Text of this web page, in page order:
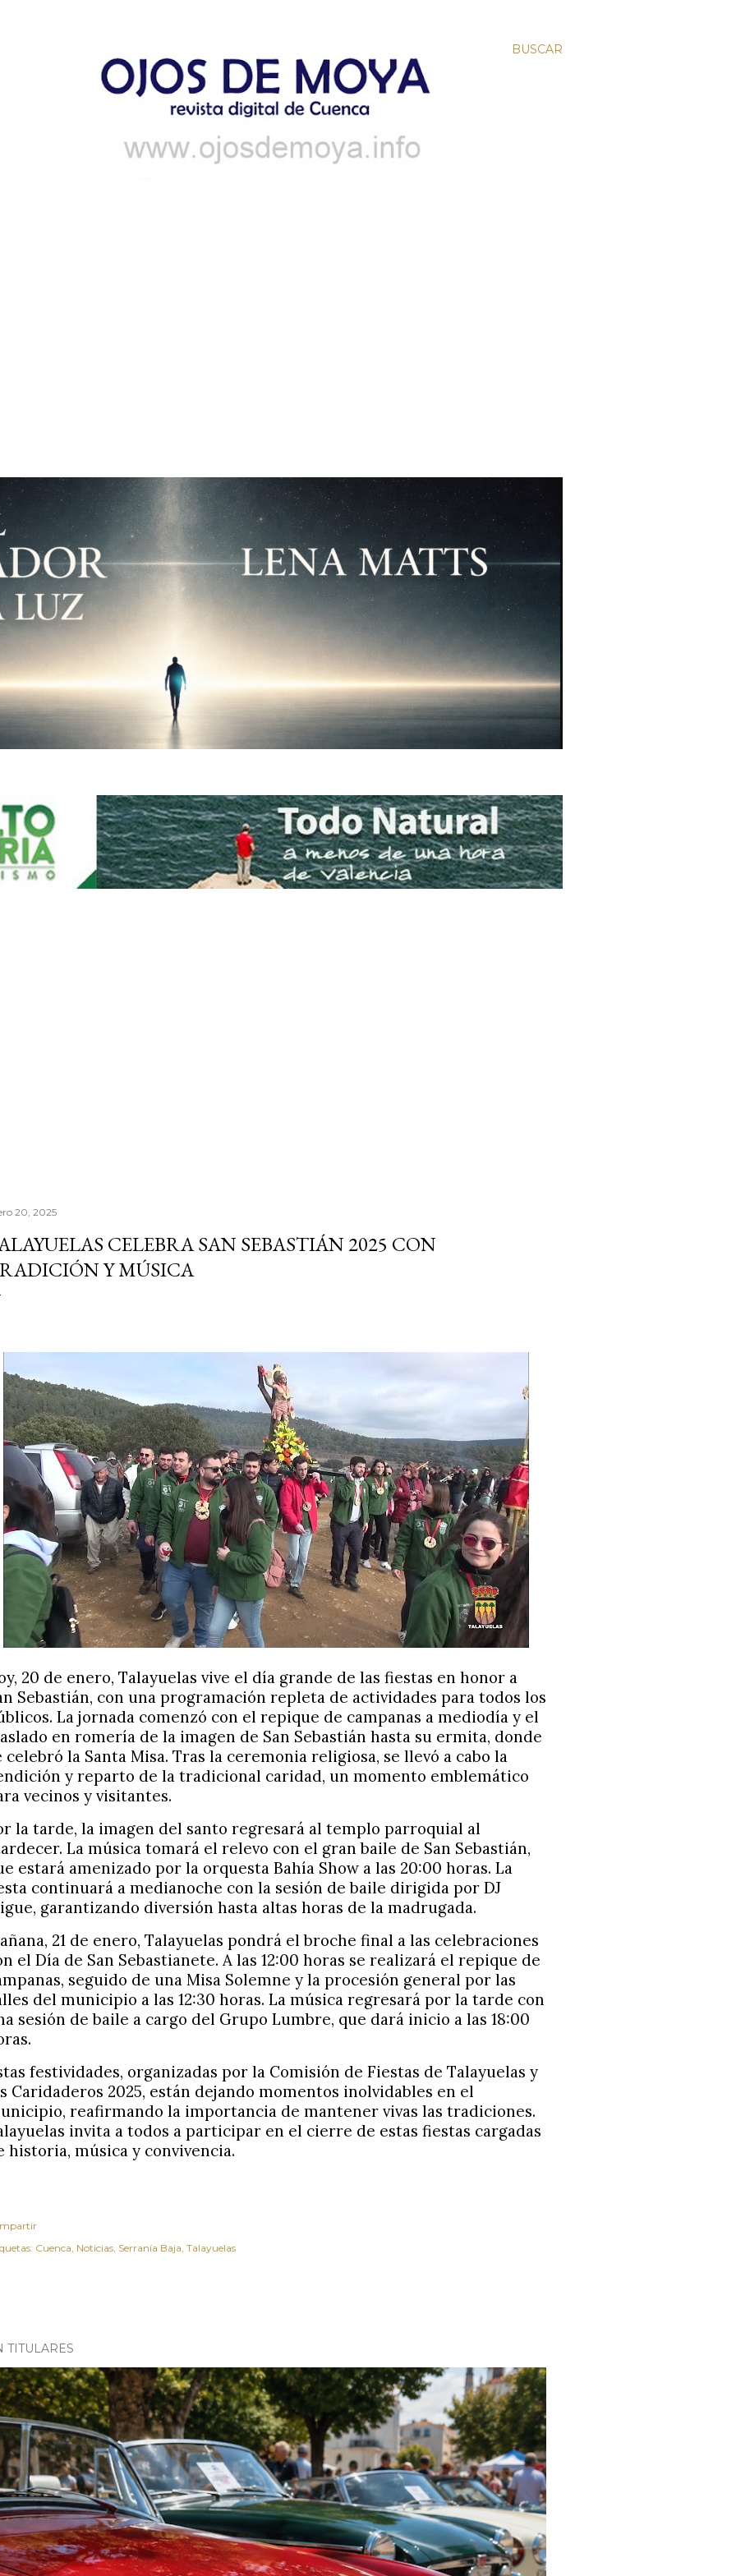
BUSCAR
20, 2025
CELEBRA SAN SEBASTIÁN 2025 CON
Y MÚSICA
20 de enero, Talayuelas vive el día grande de las fiestas en honor a
Sebastián, con una programación repleta de actividades para todos los
La jornada comenzó con el repique de campanas a mediodía y el
en romería de la imagen de San Sebastián hasta su ermita, donde
celebró la Santa Misa. Tras la ceremonia religiosa, se llevó a cabo la
y reparto de la tradicional caridad, un momento emblemático
vecinos y visitantes.
la tarde, la imagen del santo regresará al templo parroquial al
La música tomará el relevo con el gran baile de San Sebastián,
estará amenizado por la orquesta Bahía Show a las 20:00 horas. La
continuará a medianoche con la sesión de baile dirigida por DJ
garantizando diversión hasta altas horas de la madrugada.
21 de enero, Talayuelas pondrá el broche final a las celebraciones
el Día de San Sebastianete. A las 12:00 horas se realizará el repique de
seguido de una Misa Solemne y la procesión general por las
del municipio a las 12:30 horas. La música regresará por la tarde con
sesión de baile a cargo del Grupo Lumbre, que dará inicio a las 18:00
festividades, organizadas por la Comisión de Fiestas de Talayuelas y
Caridaderos 2025, están dejando momentos inolvidables en el
reafirmando la importancia de mantener vivas las tradiciones.
invita a todos a participar en el cierre de estas fiestas cargadas
historia, música y convivencia.
Cuenca Noticias Serranía Baja Talayuelas
TITULARES